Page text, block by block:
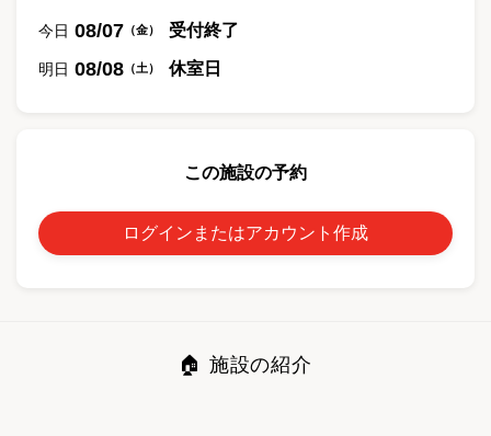
今日 08/07 （金） 受付終了
明日 08/08 （土） 休室日
この施設の予約
ログインまたはアカウント作成
🏠 施設の紹介